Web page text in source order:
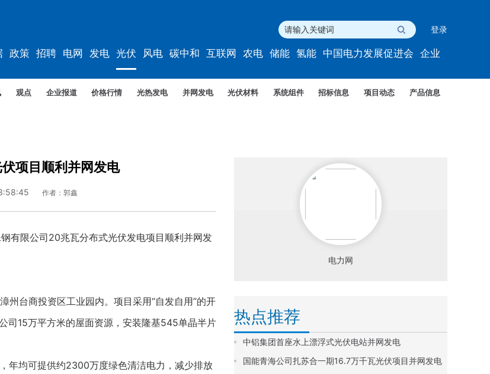
登录
政策 招聘 电网 发电 光伏 风电 碳中和 互联网 农电 储能 氢能 中国电力发展促进会 企业
观点 企业报道 价格行情 光热发电 并网发电 光伏材料 系统组件 招标信息 项目动态 产品信息
项目顺利并网发电
作者：郭鑫
限公司20兆瓦分布式光伏发电项目顺利并网发
台商投资区工业园内。项目采用“自发自用”的开
司15万平方米的屋面资源，安装隆基545单晶半片
均可提供约2300万度绿色清洁电力，减少排放
电力网
热点推荐
中铝集团首座水上漂浮式光伏电站并网发电
国能青海公司扎苏合一期16.7万千瓦光伏项目并网发电